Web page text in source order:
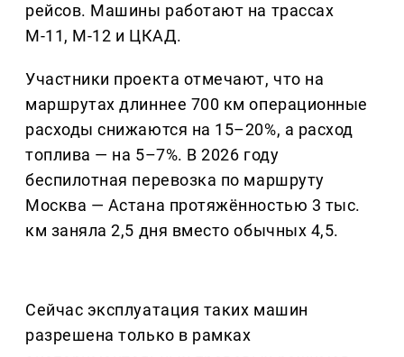
рейсов. Машины работают на трассах
М-11, М-12 и ЦКАД.
Участники проекта отмечают, что на
маршрутах длиннее 700 км операционные
расходы снижаются на 15–20%, а расход
топлива — на 5–7%. В 2026 году
беспилотная перевозка по маршруту
Москва — Астана протяжённостью 3 тыс.
км заняла 2,5 дня вместо обычных 4,5.
Сейчас эксплуатация таких машин
разрешена только в рамках